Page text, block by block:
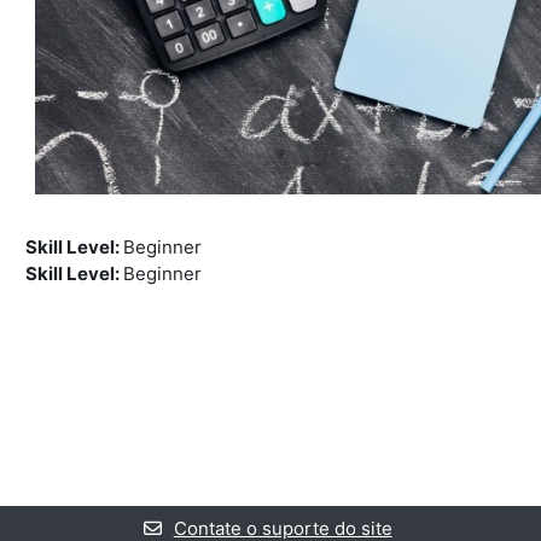
Skill Level: Beginner
Skill Level: Beginner
Contate o suporte do site